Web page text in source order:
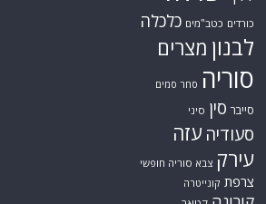
כורדים כטב"מים כלכלה
לבנון מצרים
סוריה סחר סמים
סייבר סין סיני
סעודיה עזה
עירק צבא סוריה חופשי
צרפת קונייטרה